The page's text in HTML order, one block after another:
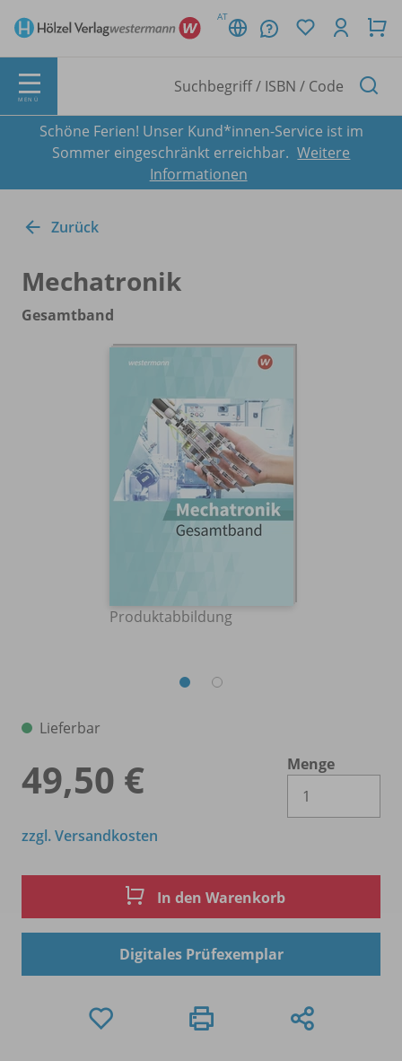
AT
MENÜ
Schöne Ferien! Unser Kund*innen-Service ist im
Sommer eingeschränkt erreichbar. Weitere
Informationen
Zurück
Mechatronik
Gesamtband
Produktabbildung
Lieferbar
49,50 €
Menge
zzgl. Versandkosten
In den Warenkorb
Digitales Prüfexemplar